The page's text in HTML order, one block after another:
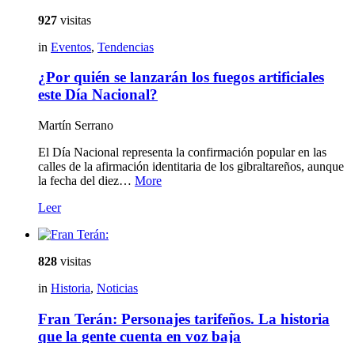
927 visitas
in Eventos, Tendencias
¿Por quién se lanzarán los fuegos artificiales
este Día Nacional?
Martín Serrano
El Día Nacional representa la confirmación popular en las
calles de la afirmación identitaria de los gibraltareños, aunque
la fecha del diez… More
Leer
828 visitas
in Historia, Noticias
Fran Terán: Personajes tarifeños. La historia
que la gente cuenta en voz baja